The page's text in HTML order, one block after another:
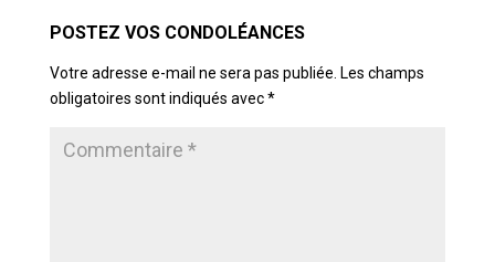
Votre adresse e-mail ne sera pas publiée. Les champs
obligatoires sont indiqués avec*